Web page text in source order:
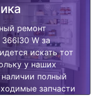
ремонт
W за
искать тот
у наших
полный
запчасти